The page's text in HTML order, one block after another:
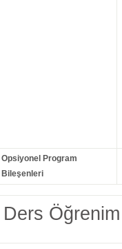
Opsiyonel Program
Bileşenleri
Ders Öğrenim